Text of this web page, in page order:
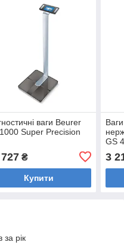
ваги Beurer
Super Precision
₴
Купити
Ваги
GS
3
за рік